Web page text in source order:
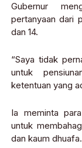
Gubernur
pertanyaan dari
dan 14.
“Saya tidak
untuk
ketentuan yang
Ia meminta
untuk
dan kaum dhuafa.